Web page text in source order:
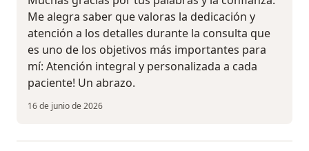
Me alegra saber que valoras la dedicación y
atención a los detalles durante la consulta que
es uno de los objetivos más importantes para
mí: Atención integral y personalizada a cada
paciente! Un abrazo.
16 de junio de 2026